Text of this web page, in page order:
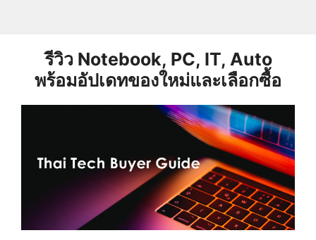
รีวิว Notebook, PC, IT, Auto
พร้อมอัปเดทของใหม่และเลือกซื้อ